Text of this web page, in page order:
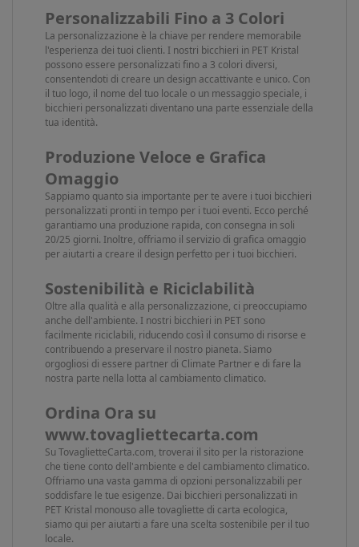
Personalizzabili Fino a 3 Colori
La personalizzazione è la chiave per rendere memorabile
l'esperienza dei tuoi clienti. I nostri bicchieri in PET Kristal
possono essere personalizzati fino a 3 colori diversi,
consentendoti di creare un design accattivante e unico. Con
il tuo logo, il nome del tuo locale o un messaggio speciale, i
bicchieri personalizzati diventano una parte essenziale della
tua identità.
Produzione Veloce e Grafica
Omaggio
Sappiamo quanto sia importante per te avere i tuoi bicchieri
personalizzati pronti in tempo per i tuoi eventi. Ecco perché
garantiamo una produzione rapida, con consegna in soli
20/25 giorni. Inoltre, offriamo il servizio di grafica omaggio
per aiutarti a creare il design perfetto per i tuoi bicchieri.
Sostenibilità e Riciclabilità
Oltre alla qualità e alla personalizzazione, ci preoccupiamo
anche dell'ambiente. I nostri bicchieri in PET sono
facilmente riciclabili, riducendo così il consumo di risorse e
contribuendo a preservare il nostro pianeta. Siamo
orgogliosi di essere partner di Climate Partner e di fare la
nostra parte nella lotta al cambiamento climatico.
Ordina Ora su
www.tovagliettecarta.com
Su TovaglietteCarta.com, troverai il sito per la ristorazione
che tiene conto dell'ambiente e del cambiamento climatico.
Offriamo una vasta gamma di opzioni personalizzabili per
soddisfare le tue esigenze. Dai bicchieri personalizzati in
PET Kristal monouso alle tovagliette di carta ecologica,
siamo qui per aiutarti a fare una scelta sostenibile per il tuo
locale.